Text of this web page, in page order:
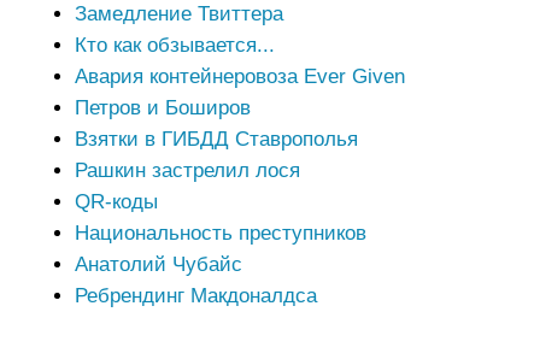
Замедление Твиттера
Кто как обзывается...
Авария контейнеровоза Ever Given
Петров и Боширов
Взятки в ГИБДД Ставрополья
Рашкин застрелил лося
QR-коды
Национальность преступников
Анатолий Чубайс
Ребрендинг Макдоналдса